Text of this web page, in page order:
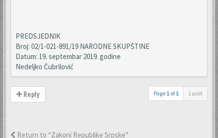
PREDSJEDNIK
Broj: 02/1-021-891/19 NARODNE SKUPŠTINE
Datum: 19. septembar 2019. godine
Nedeljko Čubrilović
Reply Page 1 of1 1 post
Return to “Zakoni Republike Srpske”